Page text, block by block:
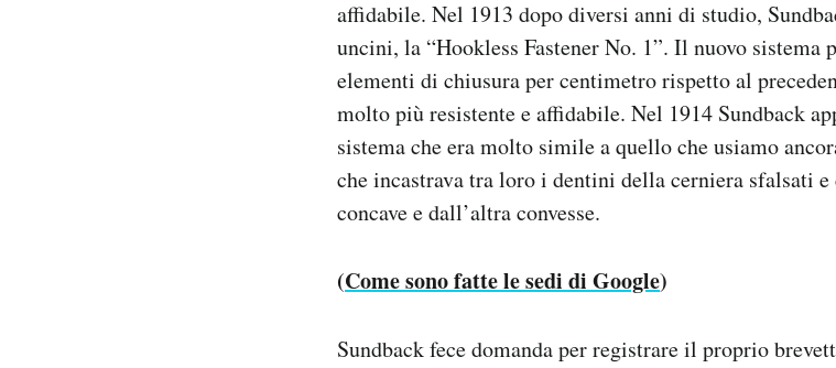
affidabile. Nel 1913 dopo diversi anni di studio,
uncini, la “Hookless Fastener No. 1”. Il nuovo sistema
elementi di chiusura per centimetro rispetto al
molto più resistente e affidabile. Nel 1914 Sundback
sistema che era molto simile a quello che usiamo
che incastrava tra loro i dentini della cerniera sfalsati e
concave e dall’altra convesse.
(Come sono fatte le sedi di Google)
Sundback fece domanda per registrare il proprio